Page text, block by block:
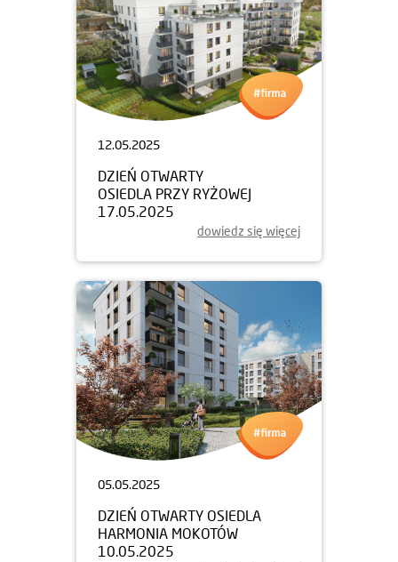
12.05.2025
DZIEŃ OTWARTY
OSIEDLA PRZY RYŻOWEJ
17.05.2025
dowiedz się więcej
05.05.2025
DZIEŃ OTWARTY OSIEDLA
HARMONIA MOKOTÓW
10.05.2025